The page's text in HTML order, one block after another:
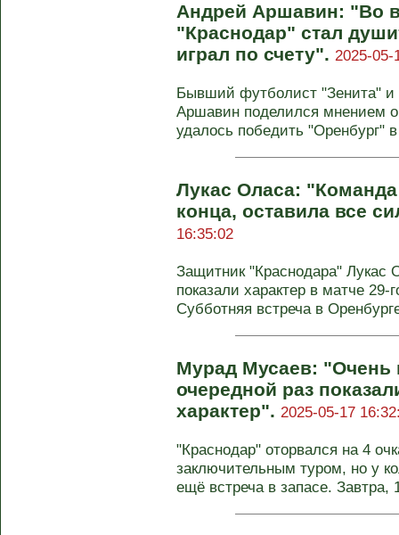
Андрей Аршавин: "Во
"Краснодар" стал
играл по счету". 2025-05-
Бывший футболист "Зенита" и
Аршавин поделился мнением о
удалось победить "Оренбург"
Лукас Оласа:
конца, оставила все
16:35:02
Защитник "Краснодара" Лукас
показали характер в матче
Субботняя встреча в
Мурад Мусаев: "Очень
очередной раз
характер". 2025-05-17
"Краснодар" оторвался на 4
заключительным туром, но у
ещё встреча в запасе. Завтра,